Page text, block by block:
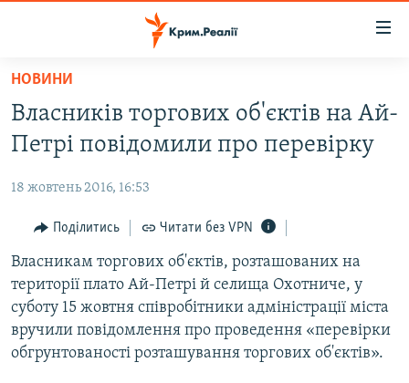
Перейти
основного
матеріалу
Перейти
до
навігації
Перейти
до
пошуку
ВІДЕО ТА ФОТО
ПОЛІТИКА
БЛОГИ
ПОГЛЯД
ІНТЕРВ'Ю
ВСЕ ЗА ДЕНЬ
СПЕЦПРОЕКТИ
НОВИНИ
Власників торгових об'єктів на Ай-
Петрі повідомили про перевірку
18 жовтень 2016, 16:53
Поділитись Читати без VPN
Власникам торгових об'єктів, розташованих на
території плато Ай-Петрі й селища Охотниче, у
суботу 15 жовтня співробітники адміністрації міста
вручили повідомлення про проведення «перевірки
обгрунтованості розташування торгових об'єктів».